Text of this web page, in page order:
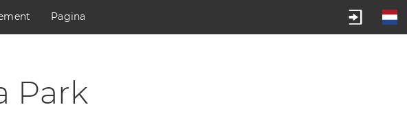
Pagina
Park